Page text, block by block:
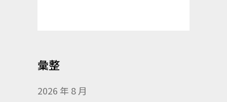
彙整
2026 年 8 月